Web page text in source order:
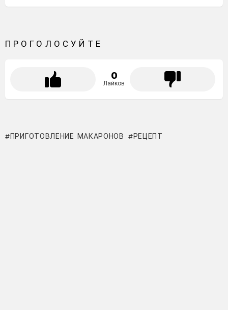
ПРОГОЛОСУЙТЕ
0
Лайков
ПРИГОТОВЛЕНИЕ МАКАРОНОВ РЕЦЕПТ